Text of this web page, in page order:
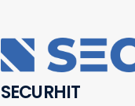
SECURHIT